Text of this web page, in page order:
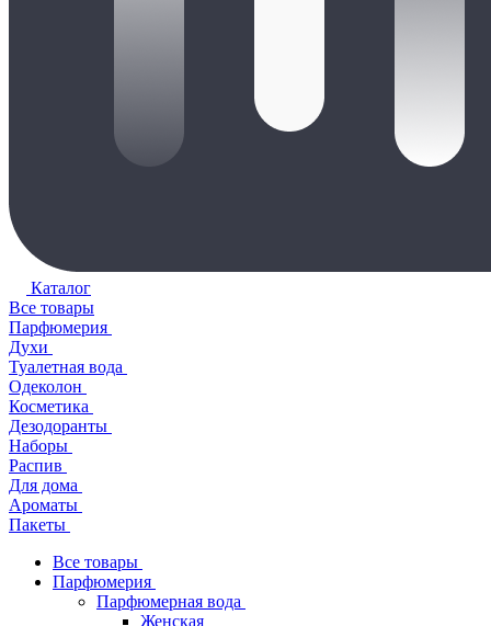
Каталог
Все товары
Парфюмерия
Духи
Туалетная вода
Одеколон
Косметика
Дезодоранты
Наборы
Распив
Для дома
Ароматы
Пакеты
Все товары
Парфюмерия
Парфюмерная вода
Женская